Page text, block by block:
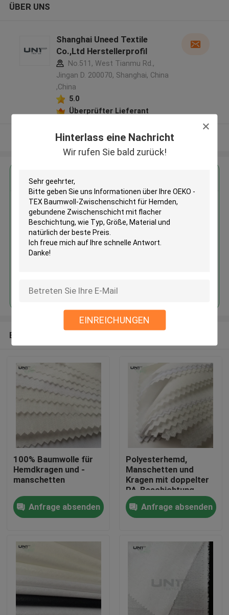
Hinterlass eine Nachricht
Wir rufen Sie bald zurück!
EINREICHUNGEN
Zu Hause
ÜBER UNS
Shanghai Uneed Textile
Co.,Ltd Herstellerprofil
No.511, West Tianmu Rd.,
Jingan D. 200070, Shanghai, China
,China
5.0
Überprüfter Lieferant
Sehen Sie mehr an
Erhalten Sie den besten Preis für
OEKO - TEX Baumwoll-
Zwischenschicht für Hemden,
gebundene Zwischenschicht mit
flacher Beschichtung
Empfohlene Produkte
100% Baumwolle für
Hemdkragen und -
manschetten
Anfrage absenden
Polyesterhemd,
Manschetten und
Kragen mit doppelter
PA-Beschichtung
Anfrage absenden